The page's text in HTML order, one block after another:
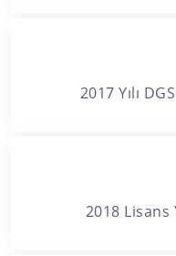
2017 Yılı
2018 Lisans